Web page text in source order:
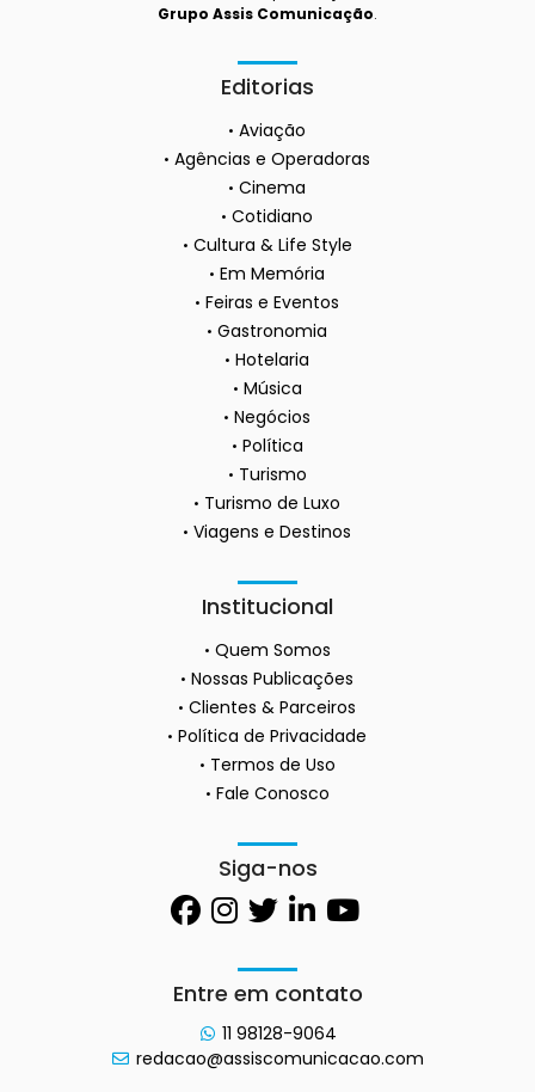
Grupo Assis Comunicação.
Editorias
Aviação
Agências e Operadoras
Cinema
Cotidiano
Cultura & Life Style
Em Memória
Feiras e Eventos
Gastronomia
Hotelaria
Música
Negócios
Política
Turismo
Turismo de Luxo
Viagens e Destinos
Institucional
Quem Somos
Nossas Publicações
Clientes & Parceiros
Política de Privacidade
Termos de Uso
Fale Conosco
Siga-nos
Entre em contato
11 98128-9064
redacao@assiscomunicacao.com